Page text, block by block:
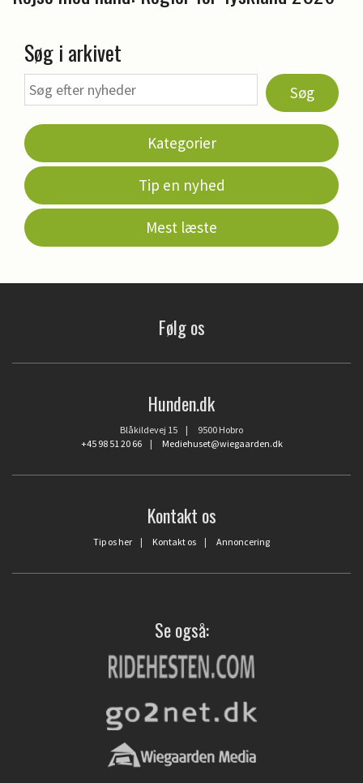
Søg i arkivet
Søg
Kategorier
Tip en nyhed
Mest læste
Følg os
Hunden.dk
Blåkildevej 15 | 9500 Hobro
+45 98 51 20 66| Mediehuset@wiegaarden.dk
Kontakt os
Tip os her | Kontakt os | Annoncering
Se også: